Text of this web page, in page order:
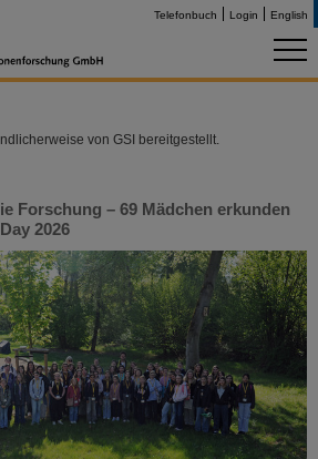
Telefonbuch Login English
von GSI bereitgestellt.
Forschung – 69 Mädchen erkunden
2026